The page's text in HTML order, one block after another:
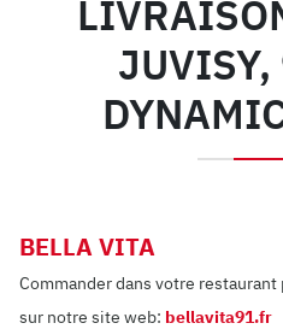
BELLA VITA
Commander dans votre
sur notre site web: bellavita91.fr